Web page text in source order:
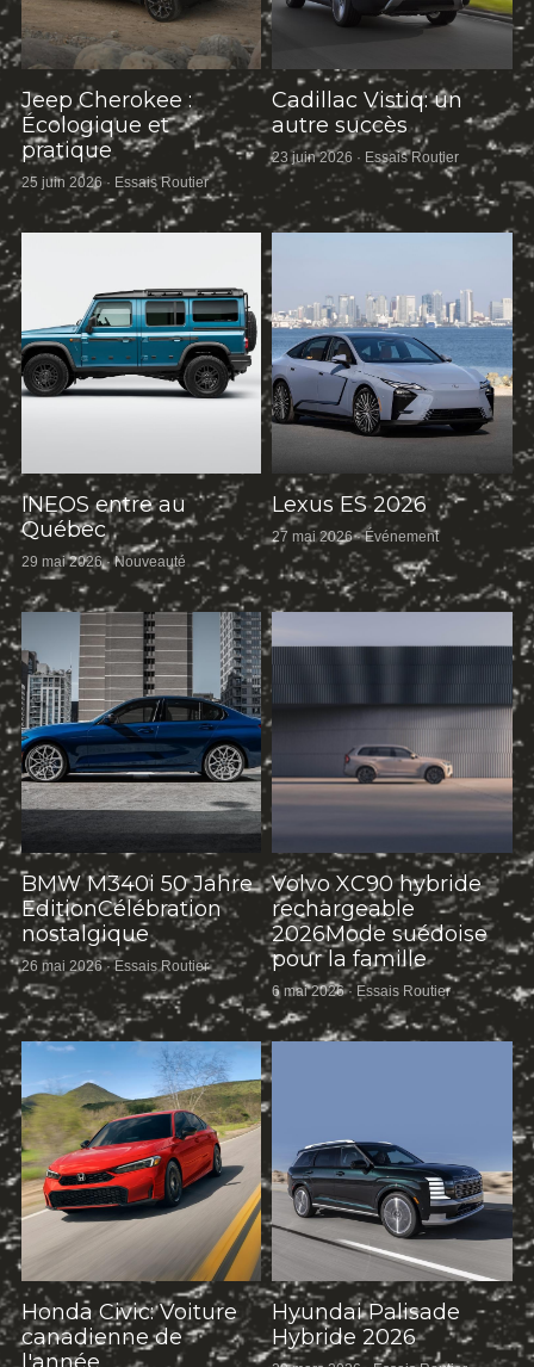
Jeep Cherokee :
Écologique et
pratique
25 juin 2026 · Essais Routier
Cadillac Vistiq: un
autre succès
23 juin 2026 · Essais Routier
INEOS entre au
Québec
29 mai 2026·Nouveauté
Lexus ES 2026
27 mai 2026·Événement
BMW M340i 50 Jahre
EditionCélébration
nostalgique
26 mai 2026·Essais Routier
Volvo XC90 hybride
rechargeable
2026Mode suédoise
pour la famille
6 mai 2026· Essais Routier
Honda Civic: Voiture
canadienne de
Hyundai Palisade
Hybride 2026